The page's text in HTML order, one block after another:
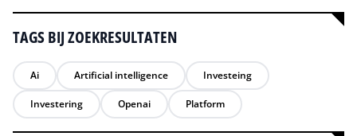
TAGS BIJ ZOEKRESULTATEN
Ai Artificial intelligence Investeing
Investering Openai Platform